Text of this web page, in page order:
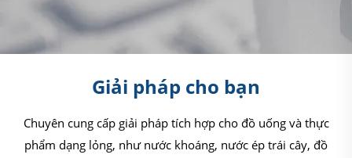
Giải pháp cho bạn
Chuyên cung cấp giải pháp tích hợp cho đồ uống và thực
phẩm dạng lỏng, như nước khoáng, nước ép trái cây, đồ